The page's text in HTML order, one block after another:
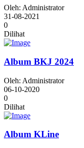
Oleh: Administrator
31-08-2021
0
Dilihat
Album BKJ 2024
Oleh: Administrator
06-10-2020
0
Dilihat
Album KLine